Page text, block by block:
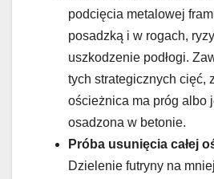
podcięcia metalowej
posadzką i w rogach,
uszkodzenie podłogi.
tych strategicznych cięć,
ościeżnica ma próg albo
osadzona w betonie.
Próba usunięcia całej
Dzielenie futryny na